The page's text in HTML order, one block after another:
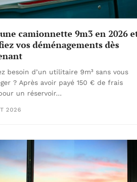
camionnette 9m3 en 2026
vos déménagements dès
besoin d’un utilitaire 9m³ sans vous
? Après avoir payé 150 € de frais
un réservoir…
2026